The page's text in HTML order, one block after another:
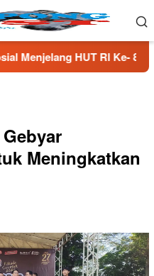
Lampung Selatan
Meningkatkan